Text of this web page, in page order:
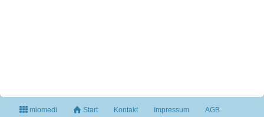
miomedi Start Kontakt Impressum AGB